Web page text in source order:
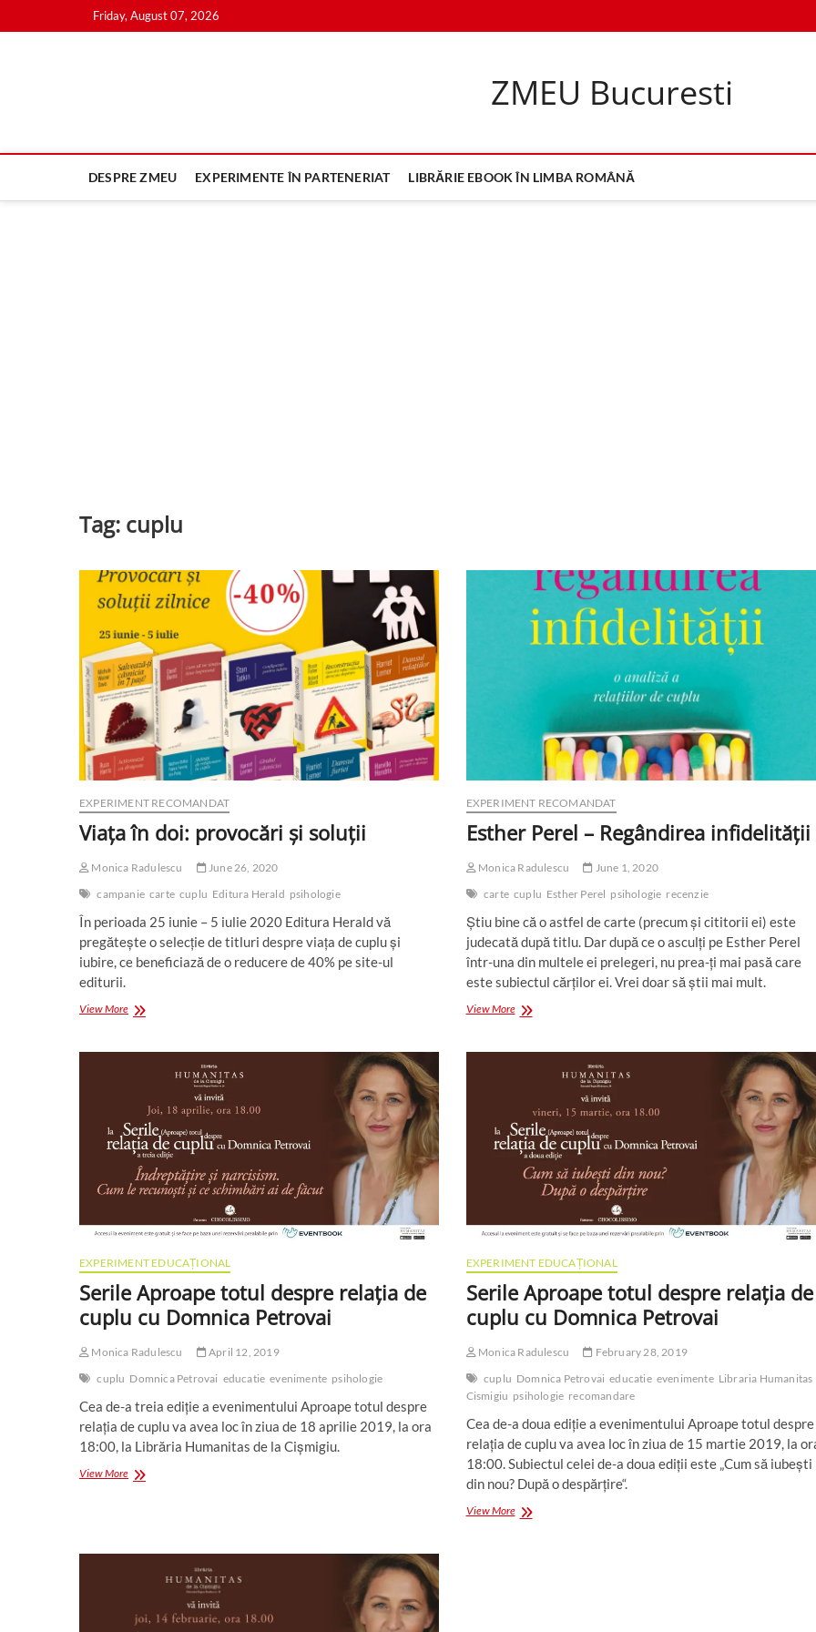
to
Friday, August 07, 2026
ZMEU Bucuresti
DESPRE ZMEU EXPERIMENTE ÎN PARTENERIAT LIBRĂRIE EBOOK ÎN LIMBA ROMÂNĂ
Tag: cuplu
EXPERIMENT RECOMANDAT
Viața în doi: provocări și soluții
Monica Radulescu
June 26, 2020
campanie carte cuplu Editura Herald psihologie
În perioada 25 iunie – 5 iulie 2020 Editura Herald vă
pregătește o selecție de titluri despre viața de cuplu și
iubire, ce beneficiază de o reducere de 40% pe site-ul
editurii.
View MoreViața
EXPERIMENT RECOMANDAT
Esther Perel – Regândirea infidelității
Monica Radulescu
June 1, 2020
carte cuplu Esther Perel psihologie recenzie
Știu bine că o astfel de carte (precum și cititorii ei) este
judecată după titlu. Dar după ce o asculți pe Esther Perel
într-una din multele ei prelegeri, nu prea-ți mai pasă care
este subiectul cărților ei. Vrei doar să știi mai mult.
View MoreEsther
infidelității
EXPERIMENT EDUCAȚIONAL
Serile Aproape totul despre relația de
cuplu cu Domnica Petrovai
Monica Radulescu
April 12, 2019
cuplu Domnica Petrovai educatie evenimente psihologie
Cea de-a treia ediție a evenimentului Aproape totul despre
relația de cuplu va avea loc în ziua de 18 aprilie 2019, la ora
18:00, la Librăria Humanitas de la Cișmigiu.
View MoreSerile
de
Petrovai
EXPERIMENT EDUCAȚIONAL
Serile Aproape totul despre relația de
cuplu cu Domnica Petrovai
Monica Radulescu
February 28, 2019
cuplu Domnica Petrovai educatie evenimente Libraria Humanitas
Cismigiu psihologie recomandare
Cea de-a doua ediție a evenimentului Aproape totul despre
relația de cuplu va avea loc în ziua de 15 martie 2019, la
18:00. Subiectul celei de-a doua ediții este „Cum să iubești
din nou? După o despărțire“.
View MoreSerile